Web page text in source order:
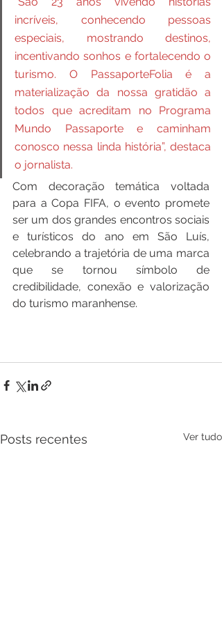
incríveis, conhecendo pessoas
especiais, mostrando destinos,
incentivando sonhos e fortalecendo o
turismo. O PassaporteFolia é a
materialização da nossa gratidão a
todos que acreditam no Programa
Mundo Passaporte e caminham
conosco nessa linda história”, destaca
o jornalista.
Com decoração temática voltada
para a Copa FIFA, o evento promete
ser um dos grandes encontros sociais
e turísticos do ano em São Luís,
celebrando a trajetória de uma marca
que se tornou símbolo de
credibilidade, conexão e valorização
do turismo maranhense.
Posts recentes Ver tudo